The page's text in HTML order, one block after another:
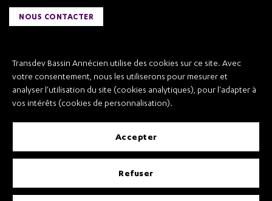
Transdev Bassin Annécien utilise des cookies sur ce site. Avec
votre consentement, nous les utiliserons pour mesurer et
analyser l'utilisation du site (cookies analytiques), pour l'adapter à
vos intérêts (cookies de personnalisation).
accepter
refuser
NOUS CONTACTER
Transdev Bassin Annécien
Recrutement
Conditions Générales de Vente et Transport
Conditions Générales d’Utilisation
Règlement